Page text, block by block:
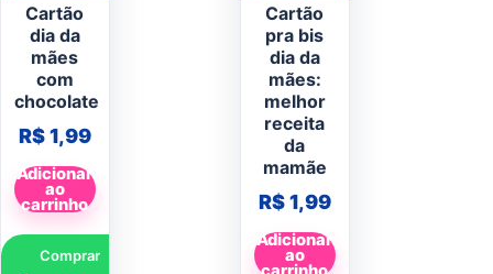
Cartão
dia da
mães
com
chocolate
R$1,99
Adicionar
ao
carrinho
Comprar
Cartão
pra bis
dia da
mães:
melhor
receita
da
mamãe
R$1,99
Adicionar
ao